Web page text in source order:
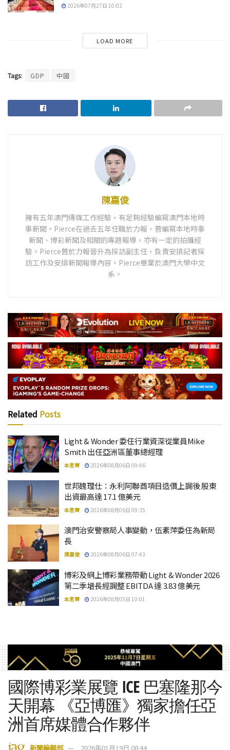
2026年07月27日 10:02
LOAD MORE
Tags: GDP 中國
陳嘉俊
擁有五年澳門傳媒工作經驗，有足夠經驗編寫澳門本地時
事新聞。Pierce在過去五年任職於力報，曾編寫本地時事
新聞、博彩新聞及相關的專題報導，亦有一定的拍攝經
驗。Pierce曾於力報晉升為採訪副主任，負責安排記者採
訪工作及安排新聞報導內容。Pierce畢業於澳門大學中文
系。
Related Posts
Light & Wonder 委任行業資深從業員Mike
Smith 出任亞洲區董事總經理
本思齊 2026年08月06日 09:46
世邦魏理仕：永利阿聯酋項目造價上調後 股東
出資最高達 17.1 億美元
本思齊 2026年08月06日 09:35
澳門治安警察局人事變動，伍素萍委任為新局
長
陳嘉俊 2026年08月06日 07:43
博彩及網上博彩業務帶動 Light & Wonder 2026
第二季增長經調整 EBITDA 達 3.83 億美元
本思齊 2026年08月05日 10:01
國際博彩業展覽 ICE 巴塞隆那今
天開幕 《亞博匯》獨家擔任亞
洲首席媒體合作夥伴
新聞編輯部 2026年01月19日 08:44